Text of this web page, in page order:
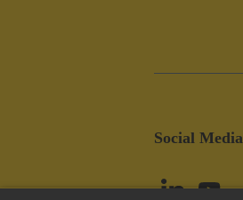
Social Media